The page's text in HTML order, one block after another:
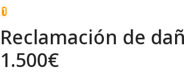
1
Reclamación de
1.500€